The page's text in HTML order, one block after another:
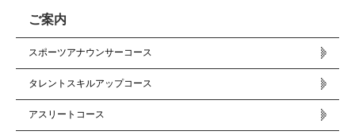
ご案内
スポーツアナウンサーコース
タレントスキルアップコース
アスリートコース